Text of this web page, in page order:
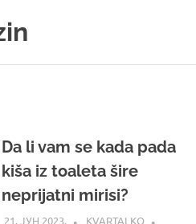
Da li vam se kada pada
kiša iz toaleta šire
neprijatni mirisi?
21. ЈУН 2023.
KVARTALKO